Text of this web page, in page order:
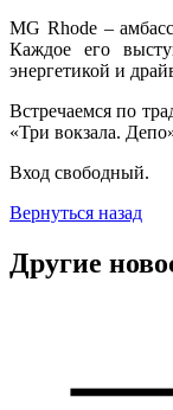
MG Rhode –
Каждое его
энергетикой и
Встречаемся по
«Три вокзала.
Вход свободный.
Вернуться назад
Другие